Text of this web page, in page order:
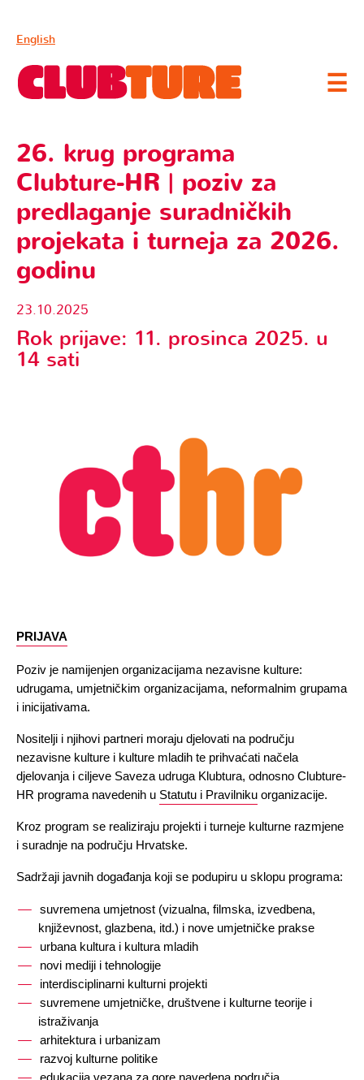
English
☰
26. krug programa
Clubture-HR | poziv za
predlaganje suradničkih
projekata i turneja za 2026.
godinu
23.10.2025
Rok prijave: 11. prosinca 2025. u
14 sati
PRIJAVA
Poziv je namijenjen organizacijama nezavisne kulture:
udrugama, umjetničkim organizacijama, neformalnim grupama
i inicijativama.
Nositelji i njihovi partneri moraju djelovati na području
nezavisne kulture i kulture mladih te prihvaćati načela
djelovanja i ciljeve Saveza udruga Klubtura, odnosno Clubture-
HR programa navedenih u Statutu i Pravilniku organizacije.
Kroz program se realiziraju projekti i turneje kulturne razmjene
i suradnje na području Hrvatske.
Sadržaji javnih događanja koji se podupiru u sklopu programa:
suvremena umjetnost (vizualna, filmska, izvedbena,
književnost, glazbena, itd.) i nove umjetničke prakse
urbana kultura i kultura mladih
novi mediji i tehnologije
interdisciplinarni kulturni projekti
suvremene umjetničke, društvene i kulturne teorije i
istraživanja
arhitektura i urbanizam
razvoj kulturne politike